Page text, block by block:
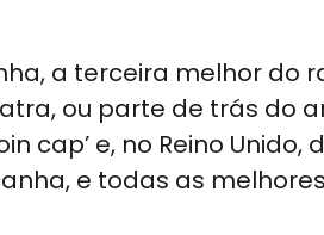
a terceira melhor do
ou parte de trás do
cap’ e, no Reino Unido,
e todas as